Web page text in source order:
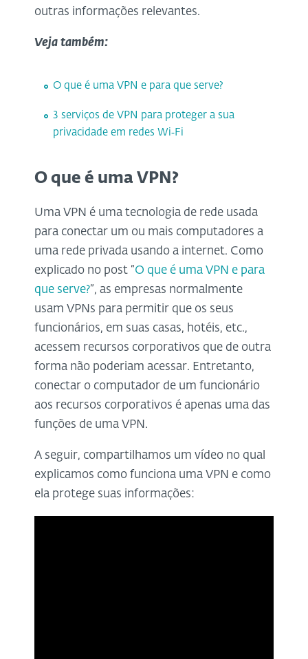
outras informações relevantes.
Veja também:
O que é uma VPN e para que serve?
3 serviços de VPN para proteger a sua
privacidade em redes Wi‑Fi
O que é uma VPN?
Uma VPN é uma tecnologia de rede usada
para conectar um ou mais computadores a
uma rede privada usando a internet. Como
explicado no post “O que é uma VPN e para
que serve?”, as empresas normalmente
usam VPNs para permitir que os seus
funcionários, em suas casas, hotéis, etc.,
acessem recursos corporativos que de outra
forma não poderiam acessar. Entretanto,
conectar o computador de um funcionário
aos recursos corporativos é apenas uma das
funções de uma VPN.
A seguir, compartilhamos um vídeo no qual
explicamos como funciona uma VPN e como
ela protege suas informações: